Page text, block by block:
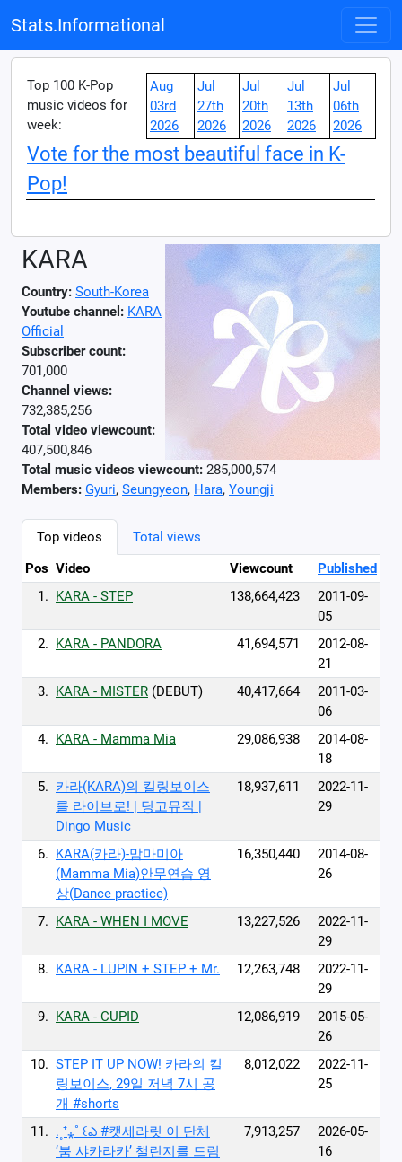
Stats.Informational
Top 100 K-Pop
music videos for
week:
Aug
03rd
2026
Jul
27th
2026
Jul
20th
2026
Jul
13th
2026
Jul
06th
2026
Vote for the most beautiful face in K-
Pop!
KARA
Country: South-Korea
Youtube channel: KARA
Official
Subscriber count:
701,000
Channel views:
732,385,256
Total video viewcount:
407,500,846
Total music videos viewcount: 285,000,574
Members: Gyuri, Seungyeon, Hara, Youngji
Top videos
Total views
Pos Video Viewcount
Published
1. KARA - STEP 138,664,423
2011-09-
05
2. KARA - PANDORA 41,694,571
2012-08-
21
3. KARA - MISTER (DEBUT) 40,417,664
2011-03-
06
4. KARA - Mamma Mia 29,086,938
2014-08-
18
5. 카라(KARA)의 킬링보이스
를 라이브로! | 딩고뮤직 |
Dingo Music
18,937,611
2022-11-
29
6. KARA(카라)-맘마미아
(Mamma Mia)안무연습 영
상(Dance practice)
16,350,440
2014-08-
26
7. KARA - WHEN I MOVE 13,227,526
2022-11-
29
8. KARA - LUPIN + STEP + Mr. 12,263,748
2022-11-
29
9. KARA - CUPID 12,086,919
2015-05-
26
10. STEP IT UP NOW! 카라의 킬
링보이스, 29일 저녁 7시 공
개 #shorts
8,012,022
2022-11-
25
11. .˳⁺⁎˚ ꒰ఎ #캣세라릿 이 단체
‘붐 샤카라카’ 챌린지를 드림
7,913,257
2026-05-
16